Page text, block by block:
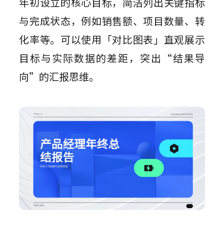
与完成状态，例如销售额、项目数量、转
化率等。可以使用「对比图表」直观展示
目标与实际数据的差距，突出“结果导
向”的汇报思维。